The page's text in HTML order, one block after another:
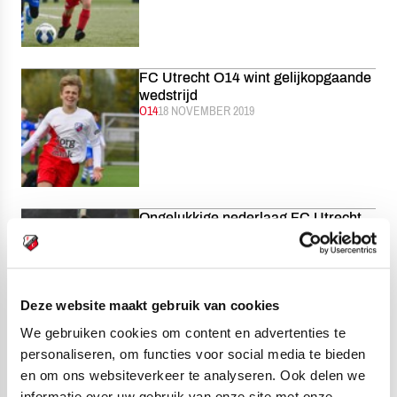
Deze website maakt gebruik van cookies
We gebruiken cookies om content en advertenties te
personaliseren, om functies voor social media te bieden
en om ons websiteverkeer te analyseren. Ook delen we
FC Utrecht O14 wint gelijkopgaande
wedstrijd
CATEGORIE:
O14GEPUBLICEERD:
18 NOVEMBER 2019
Ongelukkige nederlaag FC Utrecht
FC Utrecht Voetbalkamp in de
kerstvakantie
CATEGORIE:
ACADEMIEGEPUBLICEERD:
18 NOVEMBER 2019